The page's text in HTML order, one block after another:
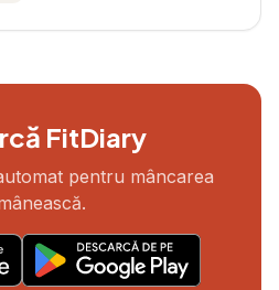
FitDiary
pentru mâncarea